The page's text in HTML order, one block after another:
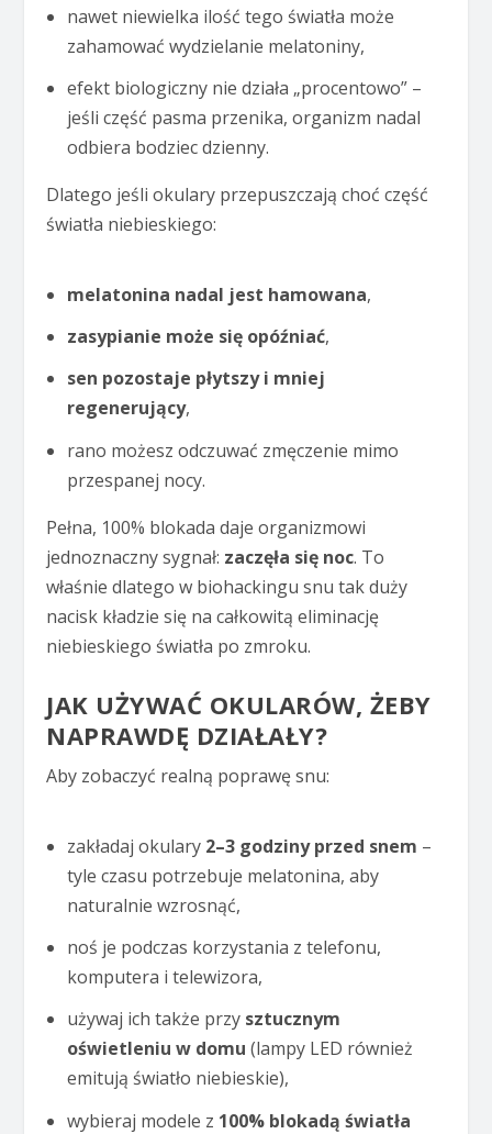
nawet niewielka ilość tego światła może
zahamować wydzielanie melatoniny,
efekt biologiczny nie działa „procentowo” –
jeśli część pasma przenika, organizm nadal
odbiera bodziec dzienny.
Dlatego jeśli okulary przepuszczają choć część
światła niebieskiego:
melatonina nadal jest hamowana,
zasypianie może się opóźniać,
sen pozostaje płytszy i mniej
regenerujący,
rano możesz odczuwać zmęczenie mimo
przespanej nocy.
Pełna, 100% blokada daje organizmowi
jednoznaczny sygnał: zaczęła się noc. To
właśnie dlatego w biohackingu snu tak duży
nacisk kładzie się na całkowitą eliminację
niebieskiego światła po zmroku.
JAK UŻYWAĆ OKULARÓW, ŻEBY
NAPRAWDĘ DZIAŁAŁY?
Aby zobaczyć realną poprawę snu:
zakładaj okulary 2–3 godziny przed snem –
tyle czasu potrzebuje melatonina, aby
naturalnie wzrosnąć,
noś je podczas korzystania z telefonu,
komputera i telewizora,
używaj ich także przy sztucznym
oświetleniu w domu (lampy LED również
emitują światło niebieskie),
wybieraj modele z 100% blokadą światła